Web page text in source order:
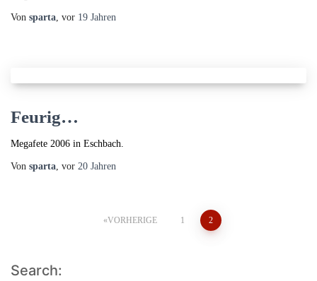
Von sparta, vor 19 Jahren
Feurig…
Megafete 2006 in Eschbach.
Von sparta, vor 20 Jahren
Seitennummerierung
VORHERIGE 1 2
Search: